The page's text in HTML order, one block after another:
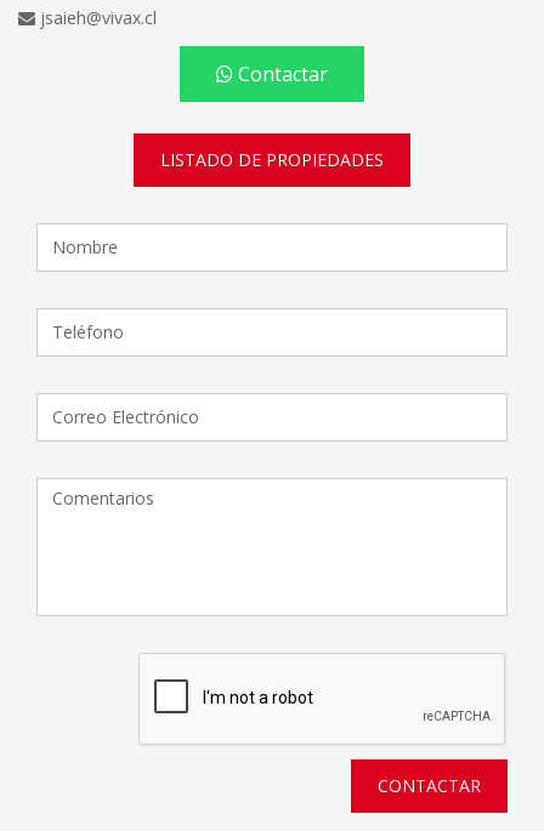
jsaieh@vivax.cl
Contactar
LISTADO DE PROPIEDADES
CONTACTAR